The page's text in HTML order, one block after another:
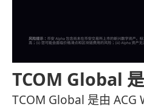
TCOM Global 是
TCOM Global 是由